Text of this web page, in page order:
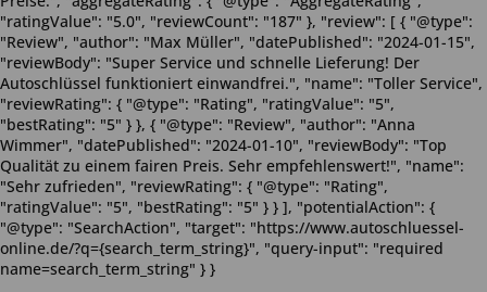
"ratingValue": "5.0", "reviewCount": "187" }, "review": [ { "@type":
"Review", "author": "Max Müller", "datePublished": "2024-01-15",
"reviewBody": "Super Service und schnelle Lieferung! Der
Autoschlüssel funktioniert einwandfrei.", "name": "Toller Service",
"reviewRating": { "@type": "Rating", "ratingValue": "5",
"bestRating": "5" } }, { "@type": "Review", "author": "Anna
Wimmer", "datePublished": "2024-01-10", "reviewBody": "Top
Qualität zu einem fairen Preis. Sehr empfehlenswert!", "name":
"Sehr zufrieden", "reviewRating": { "@type": "Rating",
"ratingValue": "5", "bestRating": "5" } } ], "potentialAction": {
"@type": "SearchAction", "target": "https://www.autoschluessel-
online.de/?q={search_term_string}", "query-input": "required
name=search_term_string" } }